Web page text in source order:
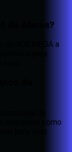
da Alares?
de 400 MEGA a
para
da
de
adicionais como
para suas